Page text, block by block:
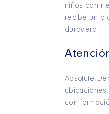
niños con
recibe un
duradera.
Absolute
con